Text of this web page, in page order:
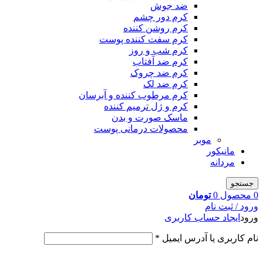
ضد جوش
کرم دور چشم
کرم روشن کننده
کرم سفت کننده پوست
کرم شب و روز
کرم ضد آفتاب
کرم ضد چروک
کرم ضد لک
کرم مرطوب کننده و آبرسان
کرم و ژل ترمیم کننده
ماسک صورت و بدن
محصولات درمانی پوست
موبر
مانیکور
مردانه
جستجو
0 محصول 0 تومان
ورود / ثبت نام
ورود ایجاد حساب کاربری
نام کاربری یا آدرس ایمیل *